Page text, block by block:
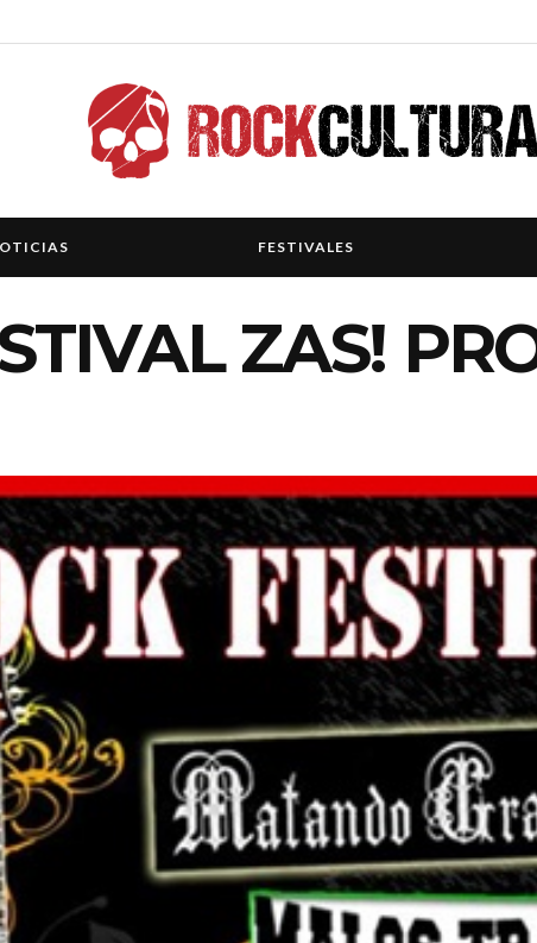
FESTIVALES
ZAS!